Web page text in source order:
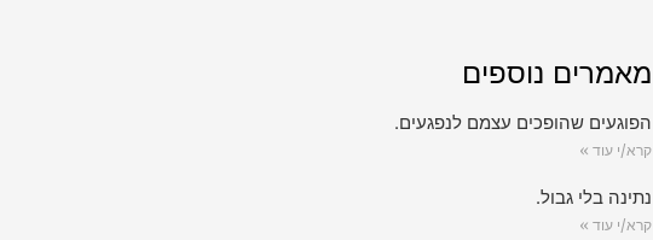
מאמרים נוספים
הפוגעים שהופכים עצמם לנפגעים.
קרא/י עוד »
נתינה בלי גבול.
קרא/י עוד »